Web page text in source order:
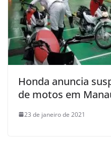
Honda anuncia
de motos em
23 de janeiro de 2021